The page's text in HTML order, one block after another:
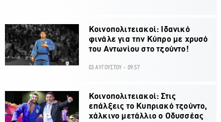
Κοινοπολιτειακοί: Ιδανικό
φινάλε για την Κύπρο με χρυσό
του Αντωνίου στο τζούντο!
03 ΑΥΓΟΥΣΤΟΥ - 09:57
Κοινοπολιτειακοί: Στις
επάλξεις το Κυπριακό τζούντο,
χάλκινο μετάλλιο ο Οδυσσέας